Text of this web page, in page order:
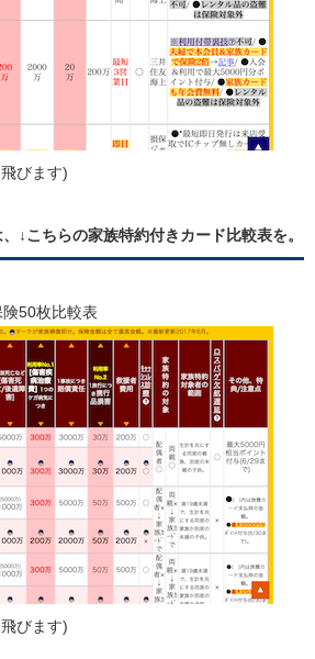
びます)
↓こちらの家族特約付きカード比較表を。
50枚比較表
びます)